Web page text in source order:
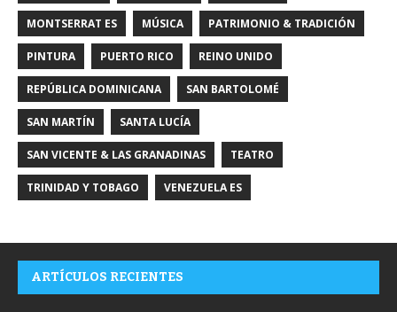
MONTSERRAT ES MÚSICA PATRIMONIO & TRADICIÓN
PINTURA PUERTO RICO REINO UNIDO
REPÚBLICA DOMINICANA SAN BARTOLOMÉ
SAN MARTÍN SANTA LUCÍA
SAN VICENTE & LAS GRANADINAS TEATRO
TRINIDAD Y TOBAGO VENEZUELA ES
ARTÍCULOS RECIENTES